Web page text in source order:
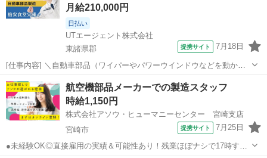
月給210,000円
日払い
UTエージェント株式会社
東諸県郡
提携サイト 7月18日
[仕事内容] ＼自動車部品（ワイパーやパワーウインドウなどを動かす
ためのモーター）製造！／ ◆部品加工：プレス機や成型機を使った製
品加工 ◆手組ライン：細かい部品を手で組付け ◆半自動化ライン：機
械での組付けの途中の手組作...
宮崎 東諸県郡 工場
航空機部品メーカーでの製造スタッフ
時給1,150円
株式会社アソウ・ヒューマニーセンター 宮崎支店
宮崎市
提携サイト 7月25日
●未経験OK◎直接雇用の実績＆可能性あり！残業ほぼナシで17時すぎ